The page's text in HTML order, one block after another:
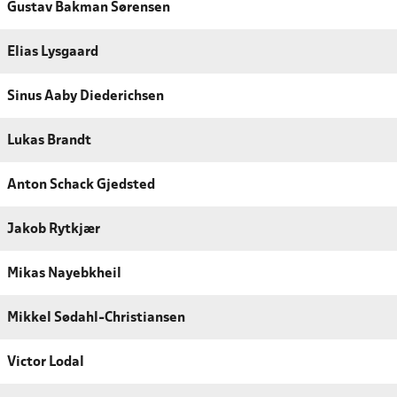
Gustav Bakman Sørensen
Elias Lysgaard
Sinus Aaby Diederichsen
Lukas Brandt
Anton Schack Gjedsted
Jakob Rytkjær
Mikas Nayebkheil
Mikkel Sødahl-Christiansen
Victor Lodal